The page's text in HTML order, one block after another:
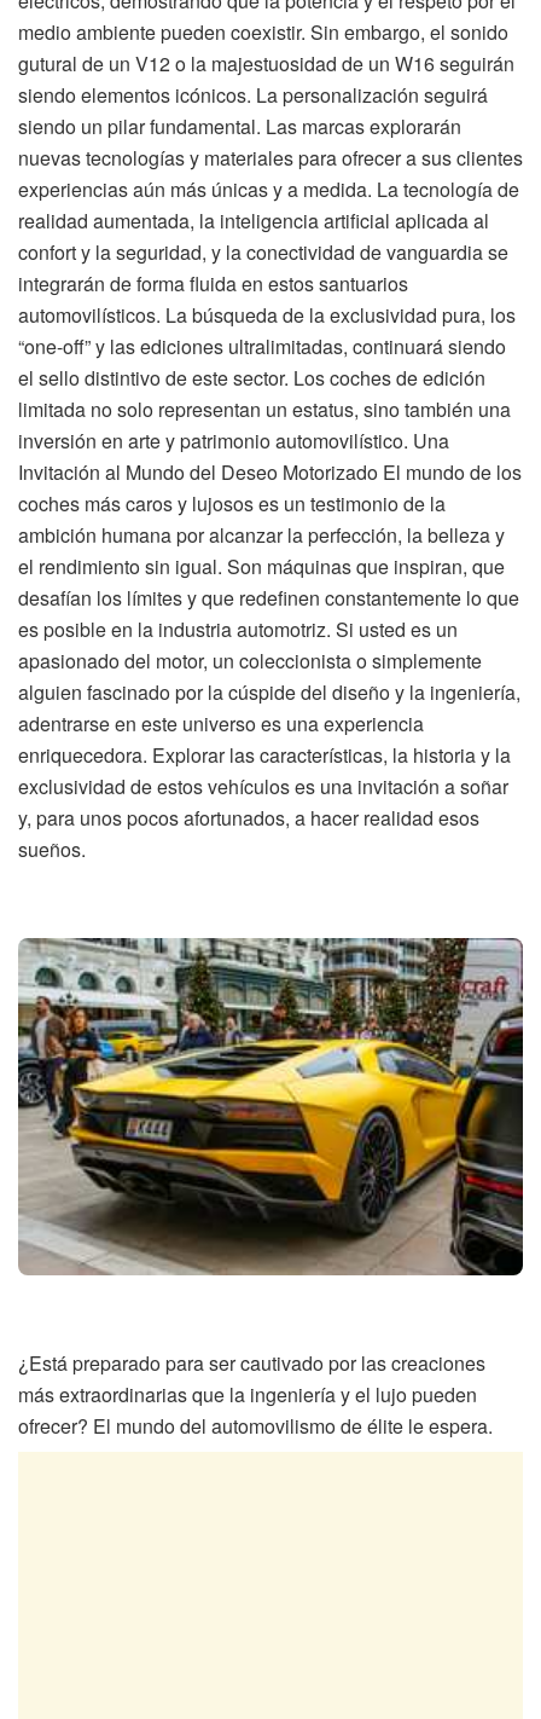
medio ambiente pueden coexistir. Sin embargo, el sonido
gutural de un V12 o la majestuosidad de un W16 seguirán
siendo elementos icónicos. La personalización seguirá
siendo un pilar fundamental. Las marcas explorarán
nuevas tecnologías y materiales para ofrecer a sus clientes
experiencias aún más únicas y a medida. La tecnología de
realidad aumentada, la inteligencia artificial aplicada al
confort y la seguridad, y la conectividad de vanguardia se
integrarán de forma fluida en estos santuarios
automovilísticos. La búsqueda de la exclusividad pura, los
“one-off” y las ediciones ultralimitadas, continuará siendo
el sello distintivo de este sector. Los coches de edición
limitada no solo representan un estatus, sino también una
inversión en arte y patrimonio automovilístico. Una
Invitación al Mundo del Deseo Motorizado El mundo de los
coches más caros y lujosos es un testimonio de la
ambición humana por alcanzar la perfección, la belleza y
el rendimiento sin igual. Son máquinas que inspiran, que
desafían los límites y que redefinen constantemente lo que
es posible en la industria automotriz. Si usted es un
apasionado del motor, un coleccionista o simplemente
alguien fascinado por la cúspide del diseño y la ingeniería,
adentrarse en este universo es una experiencia
enriquecedora. Explorar las características, la historia y la
exclusividad de estos vehículos es una invitación a soñar
y, para unos pocos afortunados, a hacer realidad esos
sueños.
¿Está preparado para ser cautivado por las creaciones
más extraordinarias que la ingeniería y el lujo pueden
ofrecer? El mundo del automovilismo de élite le espera.